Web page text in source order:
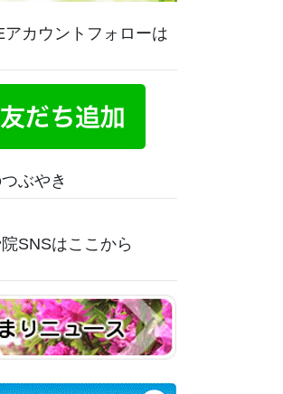
アカウントフォローは
ぶやき
SNSはここから